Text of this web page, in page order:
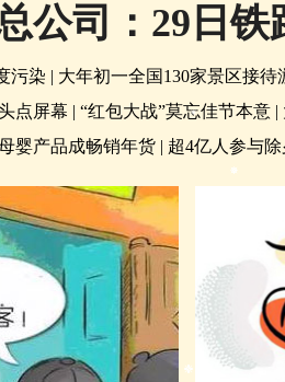
公司：29日
污染 | 大年初一全国130家景区接待
点屏幕 | “红包大战”莫忘佳节本意|
婴产品成畅销年货| 超4亿人参与